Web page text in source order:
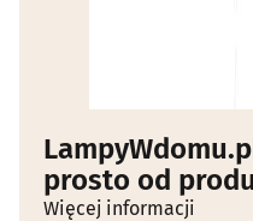
prosto od
Więcej informacji